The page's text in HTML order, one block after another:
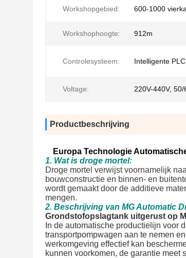
Workshopgebied: 600-1000
Workshophoogte: 912m
Controlesysteem: Intelligente
Voltage: 220V-440V,
Productbeschrijving
Europa Technologie
1. Wat is droge mortel:
Droge mortel verwijst voornamelijk
bouwconstructie en binnen- en
wordt gemaakt door de additieve
mengen.
2. Beschrijving van MG Automatic
Grondstofopslagtank uitgerust op
In de automatische productielijn voor
transportpompwagen aan te nemen
werkomgeving effectief kan
kunnen voorkomen, de garantie meet